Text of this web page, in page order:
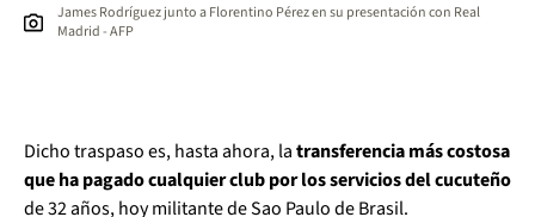
James Rodríguez junto a Florentino Pérez en su presentación con Real
Madrid - AFP
Dicho traspaso es, hasta ahora, latransferencia más costosa
que ha pagado cualquier club por los servicios del cucuteño
de 32 años, hoy militante de Sao Paulo de Brasil.